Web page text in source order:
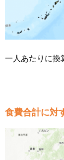
一人あたりに換
食費合計に対